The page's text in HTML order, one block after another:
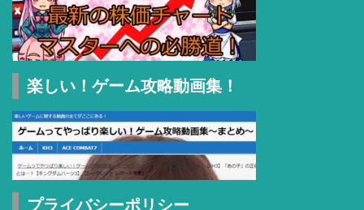
楽しい！ゲーム攻略動画集！
プライバシーポリシー